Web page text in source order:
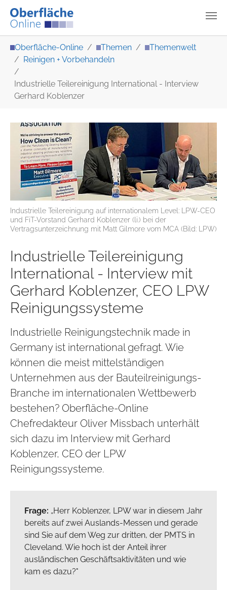
Oberfläche-Online Themen
Themenwelt
Reinigen + Vorbehandeln
Industrielle Teilereinigung International - Interview
Gerhard Koblenzer
Industrielle Teilereinigung auf internationalem Level: LPW-CEO
und FiT-Vorstand Gerhard Koblenzer (li.) bei der
Vertragsunterzeichnung mit Matt Gilmore vom MCA (Bild: LPW)
Industrielle Teilereinigung
International - Interview mit
Gerhard Koblenzer, CEO LPW
Reinigungssysteme
Industrielle Reinigungstechnik made in
Germany ist international gefragt. Wie
können die meist mittelständigen
Unternehmen aus der Bauteilreinigungs-
Branche im internationalen Wettbewerb
bestehen? Oberfläche-Online
Chefredakteur Oliver Missbach unterhält
sich dazu im Interview mit Gerhard
Koblenzer, CEO der LPW
Reinigungssysteme.
Frage: „Herr Koblenzer, LPW war in diesem Jahr
bereits auf zwei Auslands-Messen und gerade
sind Sie auf dem Weg zur dritten, der PMTS in
Cleveland. Wie hoch ist der Anteil ihrer
ausländischen Geschäftsaktivitäten und wie
kam es dazu?"